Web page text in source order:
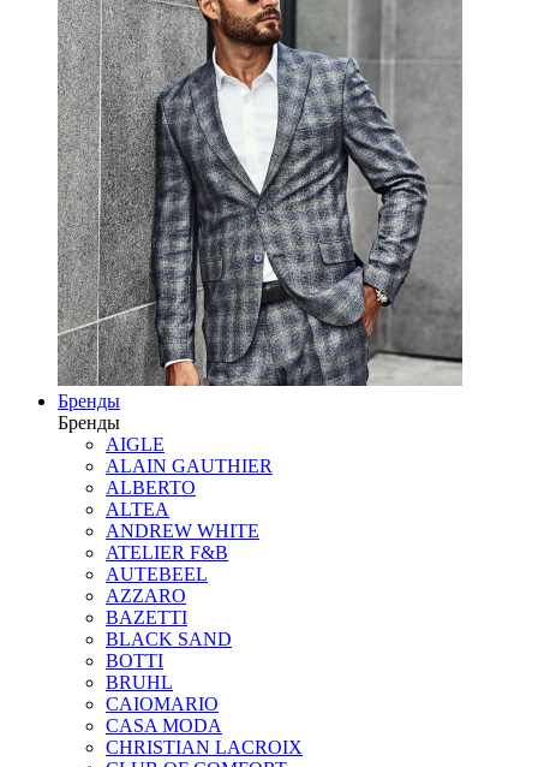
Бренды
Бренды
AIGLE
ALAIN GAUTHIER
ALBERTO
ALTEA
ANDREW WHITE
ATELIER F&B
AUTEBEEL
AZZARO
BAZETTI
BLACK SAND
BOTTI
BRUHL
CAIOMARIO
CASA MODA
CHRISTIAN LACROIX